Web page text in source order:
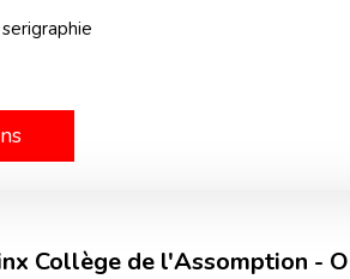
Collège de l'Assomption -